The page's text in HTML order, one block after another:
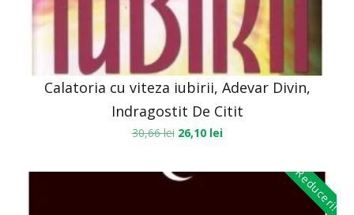
Calatoria cu viteza iubirii, Adevar Divin,
Indragostit De Citit
30,66lei 26,10 lei
Reduceri!